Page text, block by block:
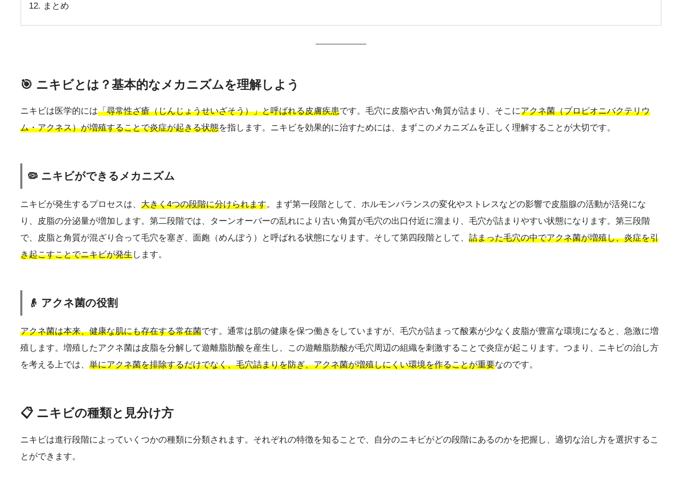
まとめ
🎯 ニキビとは？基本的なメカニズムを理解しよう
ニキビは医学的には「尋常性ざ瘡（じんじょうせいざそう）」と呼ばれる皮膚疾患です。毛穴に皮脂や古い角質が詰まり、そこにアクネ菌（プロピオニバクテリウ
ム・アクネス）が増殖することで炎症が起きる状態を指します。ニキビを効果的に治すためには、まずこのメカニズムを正しく理解することが大切です。
🦠 ニキビができるメカニズム
ニキビが発生するプロセスは、 大きく4つの段階に分けられます。まず第一段階として、ホルモンバランスの変化やストレスなどの影響で皮脂腺の活動が活発にな
り、皮脂の分泌量が増加します。第二段階では、ターンオーバーの乱れにより古い角質が毛穴の出口付近に溜まり、毛穴が詰まりやすい状態になります。第三段階
で、皮脂と角質が混ざり合って毛穴を塞ぎ、面皰（めんぽう）と呼ばれる状態になります。そして第四段階として、 詰まった毛穴の中でアクネ菌が増殖し、炎症を引
き起こすことでニキビが発生します。
👴 アクネ菌の役割
アクネ菌は本来、健康な肌にも存在する常在菌です。通常は肌の健康を保つ働きをしていますが、毛穴が詰まって酸素が少なく皮脂が豊富な環境になると、急激に増
殖します。増殖したアクネ菌は皮脂を分解して遊離脂肪酸を産生し、この遊離脂肪酸が毛穴周辺の組織を刺激することで炎症が起こります。つまり、ニキビの治し方
を考える上では、 単にアクネ菌を排除するだけでなく、毛穴詰まりを防ぎ、アクネ菌が増殖しにくい環境を作ることが重要なのです。
📋 ニキビの種類と見分け方
ニキビは進行段階によっていくつかの種類に分類されます。それぞれの特徴を知ることで、自分のニキビがどの段階にあるのかを把握し、適切な治し方を選択するこ
とができます。